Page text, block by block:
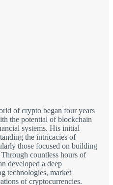
of crypto began four years
the potential of blockchain
systems. His initial
the intricacies of
those focused on building
countless hours of
developed a deep
technologies, market
of cryptocurrencies.